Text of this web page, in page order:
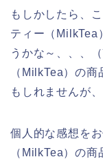
もしかしたら、
ティー（MilkTea
うかな～、、、
（MilkTea）の
もしれませんが、
個人的な感想を
（MilkTea）の